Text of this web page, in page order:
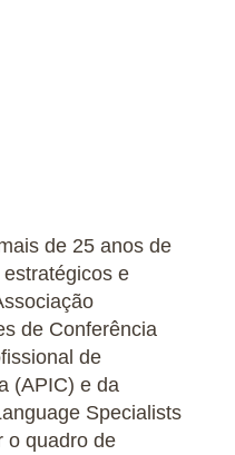
de 25 anos de
e
de Conferência
de
(APIC) e da
Specialists
o quadro de